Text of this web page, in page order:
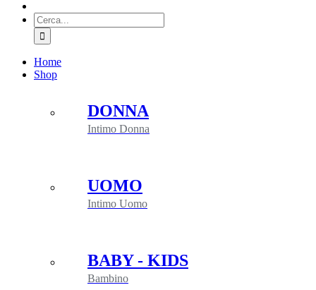
Cerca
per:
Home
Shop
DONNA
Intimo Donna
UOMO
Intimo Uomo
BABY - KIDS
Bambino